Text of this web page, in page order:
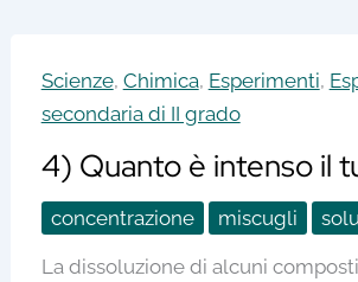
Scienze, Chimica, Esperimenti,
secondaria di II grado
4) Quanto è intenso il
concentrazione miscugli
La dissoluzione di alcuni